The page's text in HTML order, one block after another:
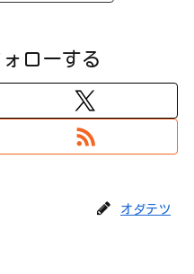
ローする
オダテツ